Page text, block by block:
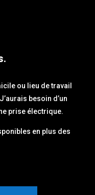
ou lieu de travail
besoin d’un
prise électrique.
en plus des